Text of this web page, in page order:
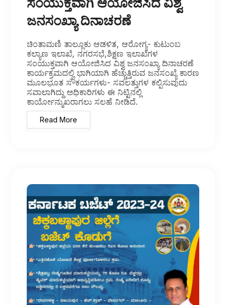
ಜನಸಂಖ್ಯಾ ದಿನಾಚರಣೆ
ಚಿಂತಾಮಣಿ ತಾಲ್ಲೂಕು ಆಡಳಿತ, ಆರೋಗ್ಯ- ಕುಟುಂಬ
ಕಲ್ಯಾಣ ಇಲಾಖೆ, ನಗರಸಭೆ,ಶಿಕ್ಷಣ ಇಲಾಖೆಗಳ
ಸಂಯುಕ್ತವಾಗಿ ಆಯೋಜಿಸಿದ ವಿಶ್ವ ಜನಸಂಖ್ಯಾ ದಿನಾಚರಣೆ
ಕಾರ್ಯಕ್ರಮದಲ್ಲಿ ಭಾಗಿಯಾಗಿ ಹೆಚ್ಚುತ್ತಿರುವ ಜನಸಂಖ್ಯೆ ಕಾರಣ
ಮೂಲಭೂತ ಸೌಕರ್ಯಗಳು- ಸವಲತ್ತುಗಳ ಕಲ್ಪಿಸುವುದು
ಸವಾಲಾಗಿದ್ದು ಅಧಿಕಾರಿಗಳು ಈ ನಿಟ್ಟಿನಲ್ಲಿ
ಕಾರ್ಯೋನ್ಮುಖರಾಗಲು ಸಲಹೆ ನೀಡಿದೆ.
Read More